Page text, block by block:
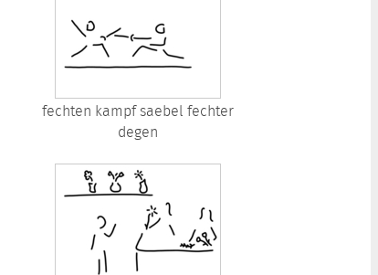
fechten kampf saebel fechter
degen